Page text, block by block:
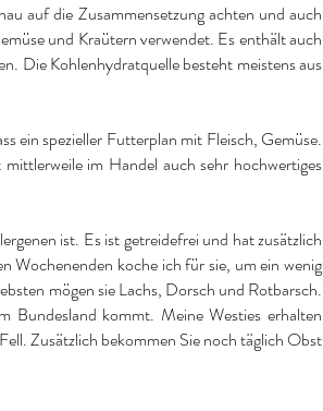
auf die Zusammensetzung achten und auch
und Kraütern verwendet. Es enthält auch
Die Kohlenhydratquelle besteht meistens aus
ein spezieller Futterplan mit Fleisch, Gemüse.
im Handel auch sehr hochwertiges
ist. Es ist getreidefrei und hat zusätzlich
Wochenenden koche ich für sie, um ein wenig
mögen sie Lachs, Dorsch und Rotbarsch.
Bundesland kommt. Meine Westies erhalten
Zusätzlich bekommen Sie noch täglich Obst